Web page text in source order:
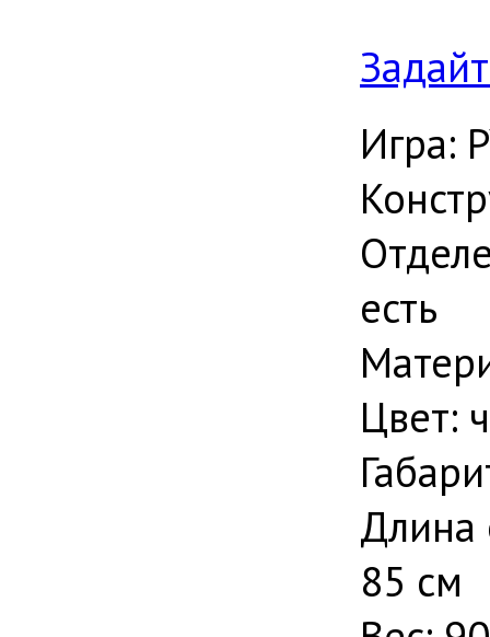
Игра:
есть
Цвет:
Длина
85 см